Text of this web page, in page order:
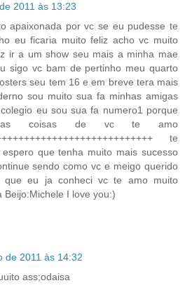
2011 às 13:23
apaixonada por vc se eu pudesse te
eu ficaria muito feliz acho vc muito
ir a um show seu mais a minha mae
sigo vc bam de pertinho meu quarto
seu tem 16 e em breve tera mais
sou muito sua fa minhas amigas
eu sou sua fa numero1 porque
coisas de vc te amo
te
que tenha muito mais sucesso
sendo como vc e meigo querido
que eu ja conheci vc te amo muito
Beijo:Michele I love you:)
de 2011 às 14:32
ass;odaisa